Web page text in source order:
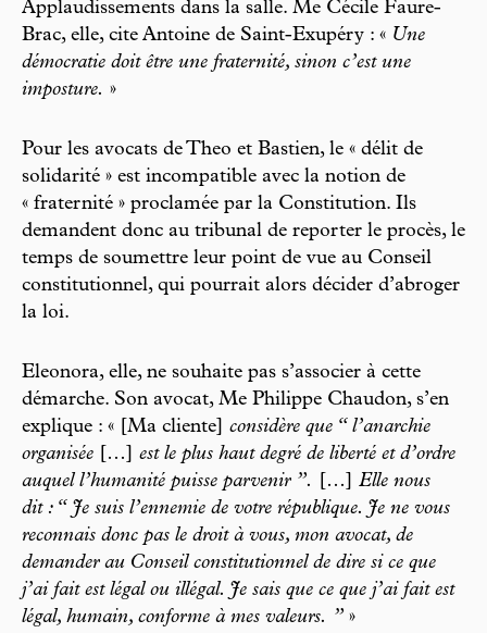
Applaudissements dans la salle. Me Cécile Faure-
Brac, elle, cite Antoine de Saint-Exupéry : « Une
démocratie doit être une fraternité, sinon c’est une
imposture. »
Pour les avocats de Theo et Bastien, le « délit de
solidarité » est incompatible avec la notion de
« fraternité » proclamée par la Constitution. Ils
demandent donc au tribunal de reporter le procès, le
temps de soumettre leur point de vue au Conseil
constitutionnel, qui pourrait alors décider d’abroger
la loi.
Eleonora, elle, ne souhaite pas s’associer à cette
démarche. Son avocat, Me Philippe Chaudon, s’en
explique : « [Ma cliente] considère que “ l’anarchie
organisée […] est le plus haut degré de liberté et d’ordre
auquel l’humanité puisse parvenir ”.
[…] Elle nous
dit : “ Je suis l’ennemie de votre république. Je ne vous
reconnais donc pas le droit à vous, mon avocat, de
demander au Conseil constitutionnel de dire si ce que
j’ai fait est légal ou illégal. Je sais que ce que j’ai fait est
légal, humain, conforme à mes valeurs. ” »